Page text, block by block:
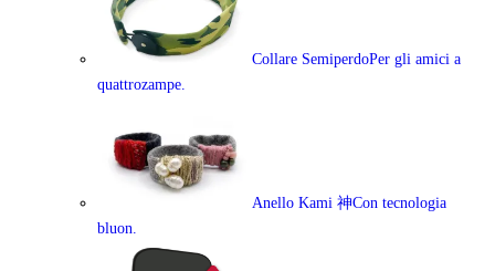
Collare SemiperdoPer gli amici a
quattrozampe.
Anello Kami 神Con tecnologia
bluon.